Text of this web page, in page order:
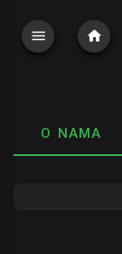
O NAMA